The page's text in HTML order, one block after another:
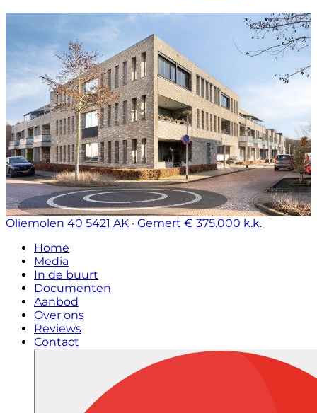
Oliemolen 40 5421 AK · Gemert € 375.000 k.k.
Home
Media
In de buurt
Documenten
Aanbod
Over ons
Reviews
Contact